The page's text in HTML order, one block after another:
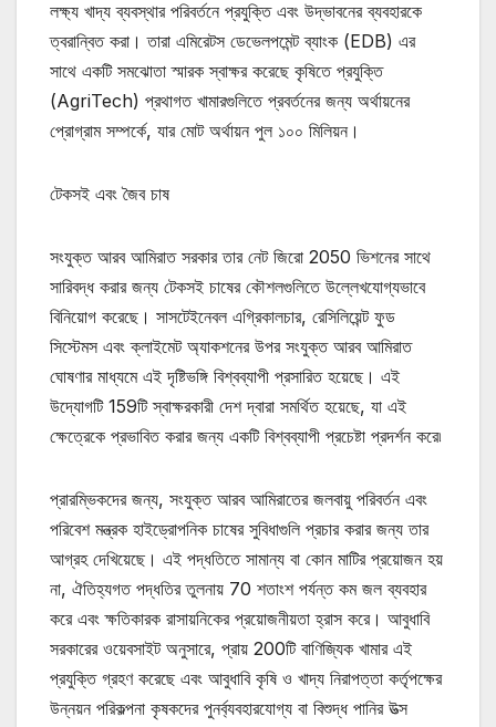
লক্ষ্য খাদ্য ব্যবস্থার পরিবর্তনে প্রযুক্তি এবং উদ্ভাবনের ব্যবহারকে
ত্বরান্বিত করা। তারা এমিরেটস ডেভেলপমেন্ট ব্যাংক (EDB) এর
সাথে একটি সমঝোতা স্মারক স্বাক্ষর করেছে কৃষিতে প্রযুক্তি
(AgriTech) প্রথাগত খামারগুলিতে প্রবর্তনের জন্য অর্থায়নের
প্রোগ্রাম সম্পর্কে, যার মোট অর্থায়ন পুল ১০০ মিলিয়ন।
টেকসই এবং জৈব চাষ
সংযুক্ত আরব আমিরাত সরকার তার নেট জিরো 2050 ভিশনের সাথে
সারিবদ্ধ করার জন্য টেকসই চাষের কৌশলগুলিতে উল্লেখযোগ্যভাবে
বিনিয়োগ করেছে। সাসটেইনেবল এগ্রিকালচার, রেসিলিয়েন্ট ফুড
সিস্টেমস এবং ক্লাইমেট অ্যাকশনের উপর সংযুক্ত আরব আমিরাত
ঘোষণার মাধ্যমে এই দৃষ্টিভঙ্গি বিশ্বব্যাপী প্রসারিত হয়েছে। এই
উদ্যোগটি 159টি স্বাক্ষরকারী দেশ দ্বারা সমর্থিত হয়েছে, যা এই
ক্ষেত্রেকে প্রভাবিত করার জন্য একটি বিশ্বব্যাপী প্রচেষ্টা প্রদর্শন করে৷
প্রারম্ভিকদের জন্য, সংযুক্ত আরব আমিরাতের জলবায়ু পরিবর্তন এবং
পরিবেশ মন্ত্রক হাইড্রোপনিক চাষের সুবিধাগুলি প্রচার করার জন্য তার
আগ্রহ দেখিয়েছে। এই পদ্ধতিতে সামান্য বা কোন মাটির প্রয়োজন হয়
না, ঐতিহ্যগত পদ্ধতির তুলনায় 70 শতাংশ পর্যন্ত কম জল ব্যবহার
করে এবং ক্ষতিকারক রাসায়নিকের প্রয়োজনীয়তা হ্রাস করে। আবুধাবি
সরকারের ওয়েবসাইট অনুসারে, প্রায় 200টি বাণিজ্যিক খামার এই
প্রযুক্তি গ্রহণ করেছে এবং আবুধাবি কৃষি ও খাদ্য নিরাপত্তা কর্তৃপক্ষের
উন্নয়ন পরিকল্পনা কৃষকদের পুনর্ব্যবহারযোগ্য বা বিশুদ্ধ পানির উত্স